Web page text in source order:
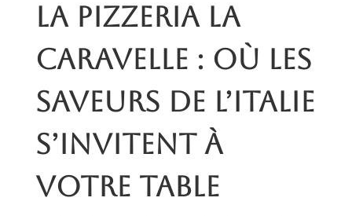
La pizzeria La
Caravelle : où les
saveurs de l’Italie
s’invitent à
votre table